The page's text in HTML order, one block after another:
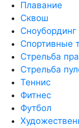
Плавание
Сквош
Сноубординг
Спортивные
Стрельба
Стрельба
Теннис
Фитнес
Футбол